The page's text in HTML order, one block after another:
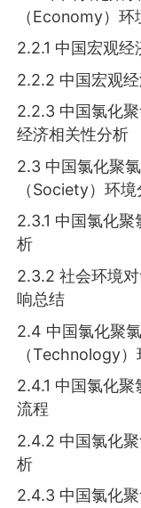
（Economy）环
2.2.1 中国宏观经
2.2.2 中国宏观
2.2.3 中国氯化
经济相关性分析
2.3 中国氯化聚
（Society）环
2.3.1 中国氯化
析
2.3.2 社会环境
响总结
2.4 中国氯化聚
（Technology
2.4.1 中国氯化聚
流程
2.4.2 中国氯化
析
2.4.3 中国氯化